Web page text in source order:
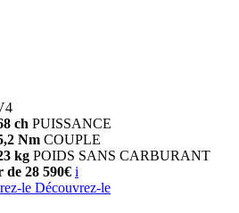
ch PUISSANCE
Nm COUPLE
kg POIDS SANS CARBURANT
28 590€ i
le Découvrez-le